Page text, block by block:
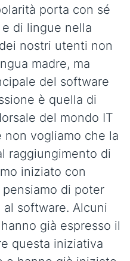
porta con sé
di lingue nella
nostri utenti non
madre, ma
del software
è quella di
del mondo IT
non vogliamo che la
raggiungimento di
iniziato con
di poter
software. Alcuni
già espresso il
questa iniziativa